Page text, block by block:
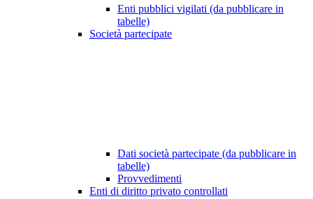
Enti pubblici vigilati (da pubblicare in
tabelle)
Società partecipate
Dati società partecipate (da pubblicare in
tabelle)
Provvedimenti
Enti di diritto privato controllati